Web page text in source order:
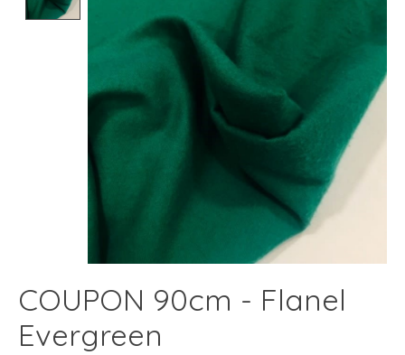
COUPON 90cm - Flanel
Evergreen